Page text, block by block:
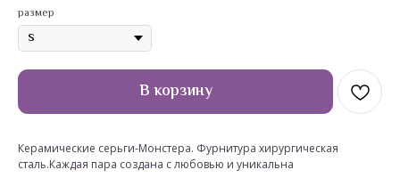
размер
В корзину
Керамические серьги-Монстера. Фурнитура хирургическая
сталь.Каждая пара создана с любовью и уникальна